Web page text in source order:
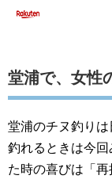
堂浦で、女性
堂浦のチヌ釣り
釣れるときは今
た時の喜びは「